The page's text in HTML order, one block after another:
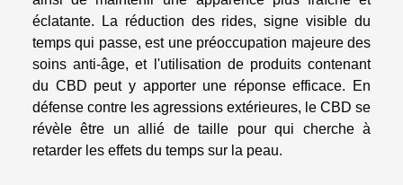
éclatante. La réduction des rides, signe visible du
temps qui passe, est une préoccupation majeure des
soins anti-âge, et l'utilisation de produits contenant
du CBD peut y apporter une réponse efficace. En
défense contre les agressions extérieures, le CBD se
révèle être un allié de taille pour qui cherche à
retarder les effets du temps sur la peau.